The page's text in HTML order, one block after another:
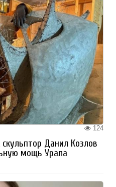
124
Данил Козлов
мощь Урала